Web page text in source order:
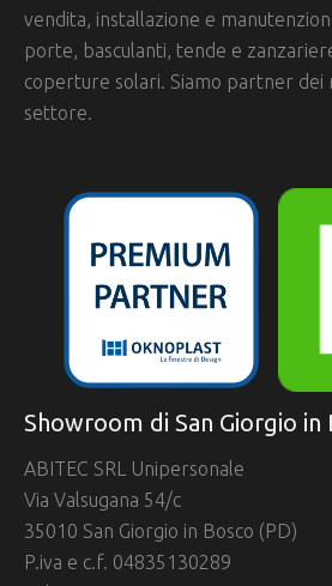
vendita, installazione e
porte, basculanti, tende e
coperture solari. Siamo partner dei
settore.
Showroom di San Giorgio in
ABITEC SRL Unipersonale
Via Valsugana 54/c
35010 San Giorgio in Bosco (PD)
P.iva e c.f. 04835130289